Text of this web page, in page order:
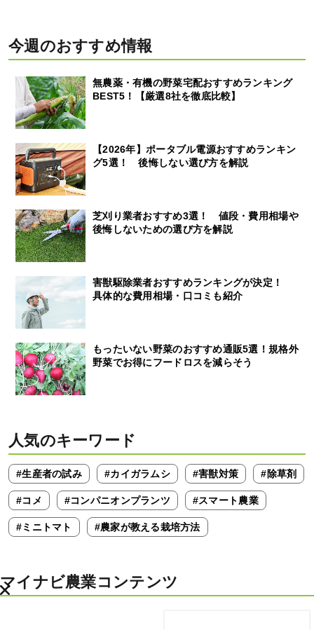
今週のおすすめ情報
無農薬・有機の野菜宅配おすすめランキング
BEST5！【厳選8社を徹底比較】
【2026年】ポータブル電源おすすめランキン
グ5選！ 後悔しない選び方を解説
芝刈り業者おすすめ3選！ 値段・費用相場や
後悔しないための選び方を解説
害獣駆除業者おすすめランキングが決定！
具体的な費用相場・口コミも紹介
もったいない野菜のおすすめ通販5選！規格外
野菜でお得にフードロスを減らそう
人気のキーワード
#生産者の試み #カイガラムシ #害獣対策 #除草剤
#コメ #コンパニオンプランツ #スマート農業
#ミニトマト #農家が教える栽培方法
マイナビ農業コンテンツ